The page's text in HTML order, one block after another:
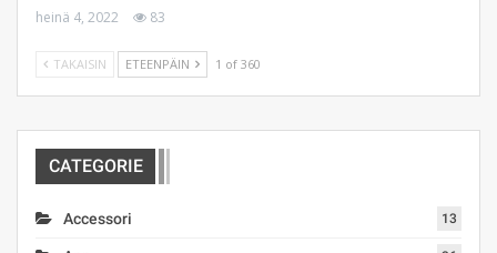
heinä 4, 2022 83
TAKAISIN ETEENPÄIN 1 of 360
CATEGORIE
Accessori 13